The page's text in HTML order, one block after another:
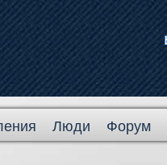
Люди Форум